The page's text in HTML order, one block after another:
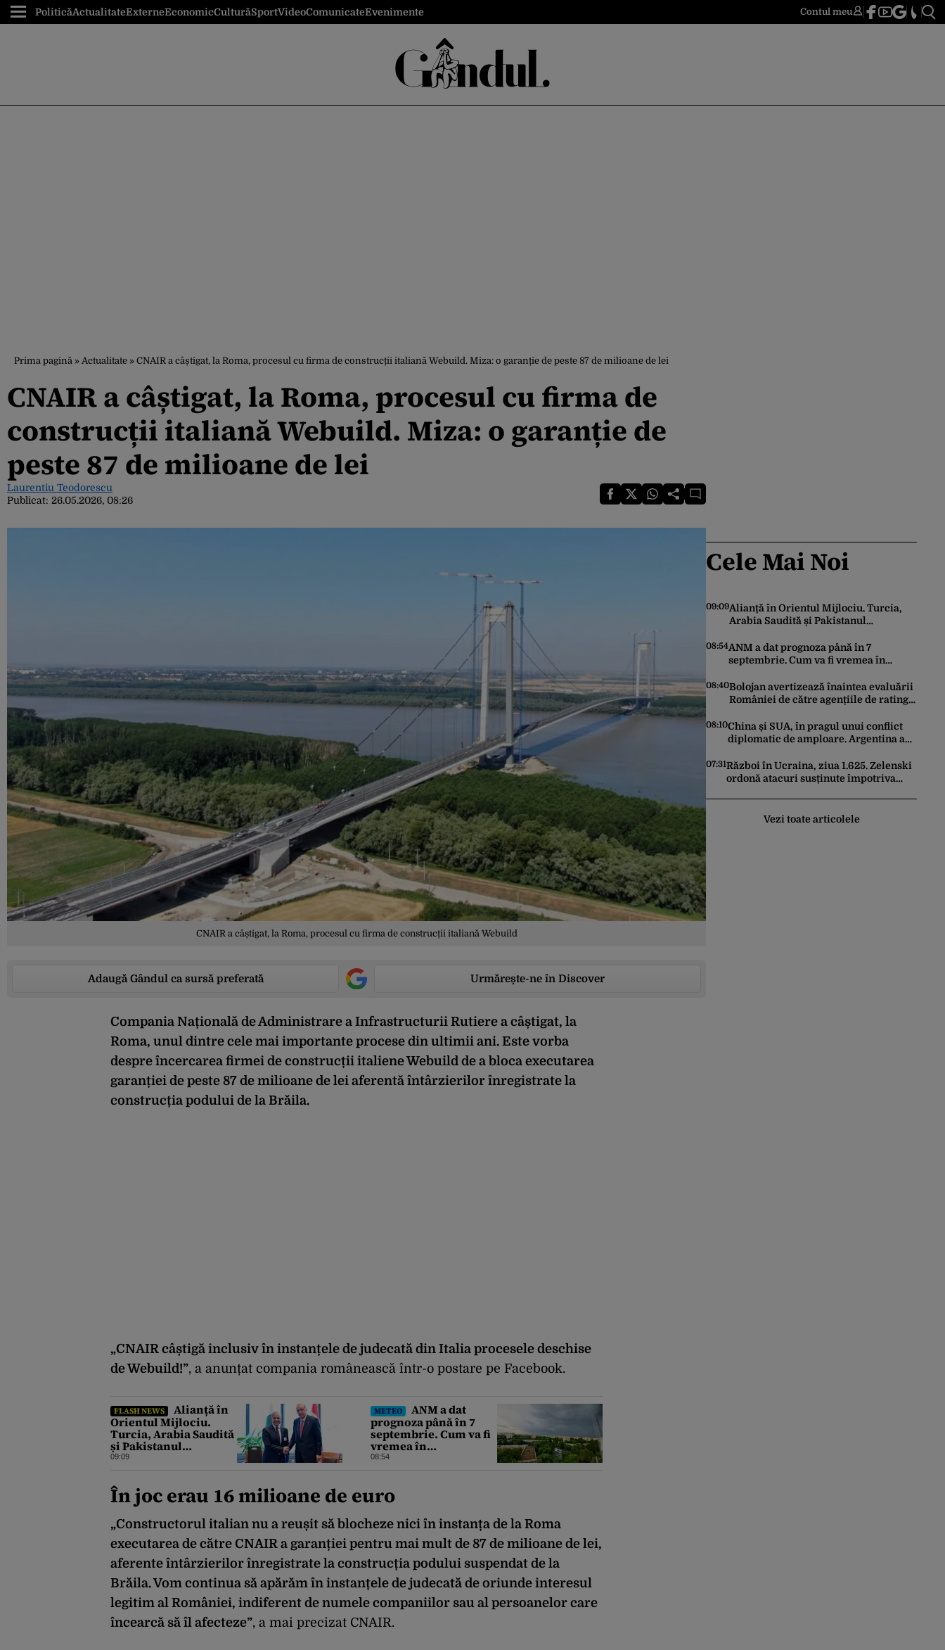
PoliticăActualitateExterneEconomicCulturăSportVideoComunicateEvenimente Contul meu
Prima pagină » Actualitate » CNAIR a câștigat, la Roma, procesul cu firma de construcții italiană Webuild. Miza: o garanție de peste 87 de milioane de lei
CNAIR a câștigat, la Roma, procesul cu firma de
construcții italiană Webuild. Miza: o garanție de
peste 87 de milioane de lei
Laurentiu Teodorescu
Publicat: 26.05.2026, 08:26
CNAIR a câștigat, la Roma, procesul cu firma de construcții italiană Webuild
Adaugă Gândul ca sursă preferată Urmărește-ne în Discover
Compania Națională de Administrare a Infrastructurii Rutiere a câștigat, la
Roma, unul dintre cele mai importante procese din ultimii ani. Este vorba
despre încercarea firmei de construcții italiene Webuild de a bloca executarea
garanției de peste 87 de milioane de lei aferentă întârzierilor înregistrate la
construcția podului de la Brăila.
„CNAIR câștigă inclusiv în instanțele de judecată din Italia procesele deschise
de Webuild!”, a anunțat compania românească într-o postare pe Facebook.
FLASH NEWS
Alianță în
Orientul Mijlociu.
Turcia, Arabia Saudită
și Pakistanul
semnează vineri un
apărare
09:09
METEO
ANM a dat
prognoza până în 7
septembrie. Cum va fi
vremea în
următoarele 4
08:54
În joc erau 16 milioane de euro
„Constructorul italian nu a reușit să blocheze nici în instanța de la Roma
executarea de către CNAIR a garanției pentru mai mult de 87 de milioane de lei,
aferente întârzierilor înregistrate la construcția podului suspendat de la
Brăila. Vom continua să apărăm în instanțele de judecată de oriunde interesul
legitim al României, indiferent de numele companiilor sau al persoanelor care
încearcă să îl afecteze”, a mai precizat CNAIR.
Cele Mai Noi
09:09Alianță în Orientul Mijlociu. Turcia,
Arabia Saudită și Pakistanul
apărare
08:54ANM a dat prognoza până în 7
septembrie. Cum va fi vremea în
08:40Bolojan avertizează înaintea evaluării
României de către agențiile de rating:
baza acestor evaluări”
08:10China și SUA, în pragul unui conflict
diplomatic de amploare. Argentina a
07:31Război în Ucraina, ziua 1.625. Zelenski
ordonă atacuri susținute împotriva
Vezi toate articolele